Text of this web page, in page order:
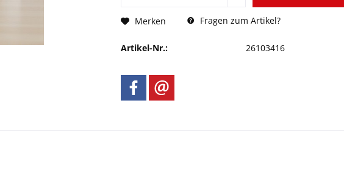
Merken Fragen zum Artikel?
Artikel-Nr.: 26103416